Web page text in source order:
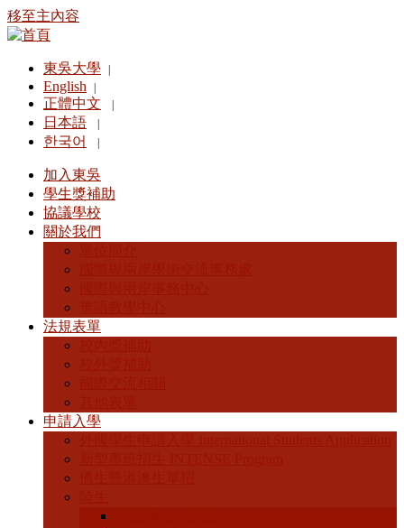
移至主內容
東吳大學
English
正體中文
日本語
한국어
加入東吳
學生獎補助
協議學校
關於我們
法規表單
申請入學